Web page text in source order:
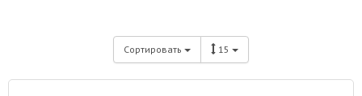
Сортировать 15